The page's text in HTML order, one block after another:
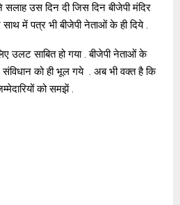
सलाह उस दिन दी जिस दिन बीजेपी मंदिर
में पत्र भी बीजेपी नेताओं के ही दिये .
उलट साबित हो गया . बीजेपी नेताओं के
को ही भूल गये . अब भी वक्त है कि
को समझें .